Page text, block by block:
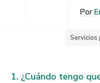
Por
Servicios
¿Cuándo tengo